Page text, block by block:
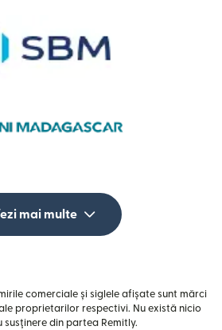
mai multe
comerciale și siglele afișate sunt mărci
proprietarilor respectivi. Nu există nicio
susținere din partea Remitly.